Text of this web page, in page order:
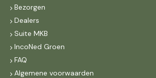
Bezorgen
Dealers
Suite MKB
IncoNed Groen
FAQ
Algemene voorwaarden